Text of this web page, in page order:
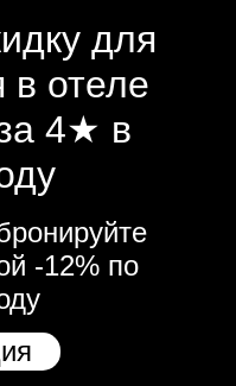
для
в отеле
4★ в
-12% по